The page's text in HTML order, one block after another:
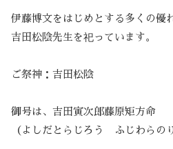
伊藤博文をはじめとする多くの優
吉田松陰先生を祀っています。
ご祭神：吉田松陰
御号は、吉田寅次郎藤原矩方命
（よしだとらじろう ふじわらの